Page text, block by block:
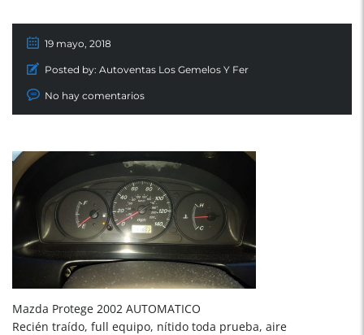
19 mayo, 2018
Posted by: Autoventas Los Gemelos Y Fer
No hay comentarios
Mazda Protege 2002 AUTOMATICO
Recién traído, full equipo, nítido toda prueba, aire